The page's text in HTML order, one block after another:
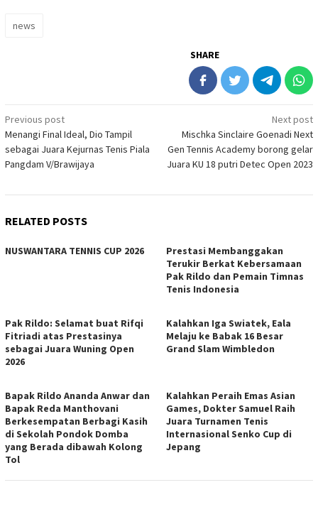
news
SHARE
Post
navigation
Previous post
Menangi Final Ideal, Dio Tampil
sebagai Juara Kejurnas Tenis Piala
Pangdam V/Brawijaya
Next post
Mischka Sinclaire Goenadi Next
Gen Tennis Academy borong gelar
Juara KU 18 putri Detec Open 2023
RELATED POSTS
NUSWANTARA TENNIS CUP 2026
Prestasi Membanggakan
Terukir Berkat Kebersamaan
Pak Rildo dan Pemain Timnas
Tenis Indonesia
Pak Rildo: Selamat buat Rifqi
Fitriadi atas Prestasinya
sebagai Juara Wuning Open
2026
Kalahkan Iga Swiatek, Eala
Melaju ke Babak 16 Besar
Grand Slam Wimbledon
Bapak Rildo Ananda Anwar dan
Bapak Reda Manthovani
Berkesempatan Berbagi Kasih
di Sekolah Pondok Domba
yang Berada dibawah Kolong
Tol
Kalahkan Peraih Emas Asian
Games, Dokter Samuel Raih
Juara Turnamen Tenis
Internasional Senko Cup di
Jepang